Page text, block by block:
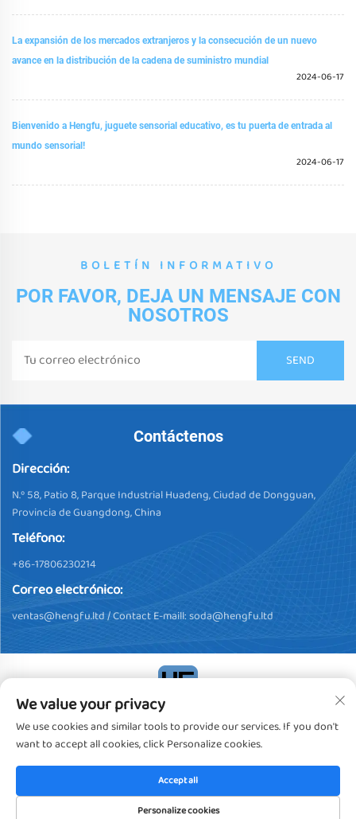
La expansión de los mercados extranjeros y la consecución de un nuevo
avance en la distribución de la cadena de suministro mundial
2024-06-17
Bienvenido a Hengfu, juguete sensorial educativo, es tu puerta de entrada al
mundo sensorial!
2024-06-17
BOLETÍN INFORMATIVO
POR FAVOR, DEJA UN MENSAJE CON
NOSOTROS
Contáctenos
Dirección:
N.º 58, Patio 8, Parque Industrial Huadeng, Ciudad de Dongguan,
Provincia de Guangdong, China
Teléfono:
+86-17806230214
Correo electrónico:
ventas@hengfu.ltd/ Contact E-maill:soda@hengfu.ltd
Derechos de autor © 2024, Dongguan Hengfu Plastic Products
Co., Ltd. Todos los derechos reservadosPolítica de privacidad
We value your privacy
We use cookies and similar tools to provide our services. If you don't
want to accept all cookies, click Personalize cookies.
Personalize cookies
Accept all